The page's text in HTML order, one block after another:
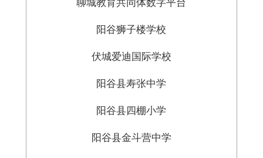
聊城教育共同体数字平台
阳谷狮子楼学校
伏城爱迪国际学校
阳谷县寿张中学
阳谷县四棚小学
阳谷县金斗营中学